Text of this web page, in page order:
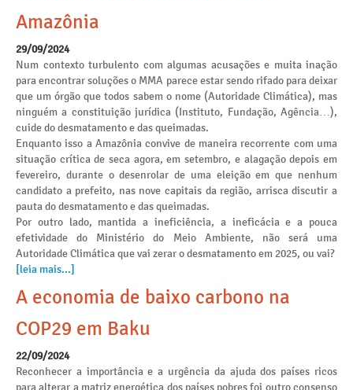
Amazônia
29/09/2024
Num contexto turbulento com algumas acusações e muita inação
para encontrar soluções o MMA parece estar sendo rifado para deixar
que um órgão que todos sabem o nome (Autoridade Climática), mas
ninguém a constituição jurídica (Instituto, Fundação, Agência…),
cuide do desmatamento e das queimadas.
Enquanto isso a Amazônia convive de maneira recorrente com uma
situação crítica de seca agora, em setembro, e alagação depois em
fevereiro, durante o desenrolar de uma eleição em que nenhum
candidato a prefeito, nas nove capitais da região, arrisca discutir a
pauta do desmatamento e das queimadas.
Por outro lado, mantida a ineficiência, a ineficácia e a pouca
efetividade do Ministério do Meio Ambiente, não será uma
Autoridade Climática que vai zerar o desmatamento em 2025, ou vai?
[leia mais...]
A economia de baixo carbono na
COP29 em Baku
22/09/2024
Reconhecer a importância e a urgência da ajuda dos países ricos
para alterar a matriz energética dos países pobres foi outro consenso